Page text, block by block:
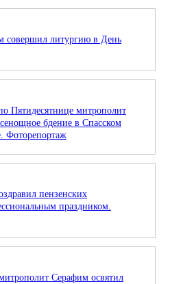
совершил литургию в День
Пятидесятнице митрополит
бдение в Спасском
Фоторепортаж
пензенских
праздником.
Серафим освятил